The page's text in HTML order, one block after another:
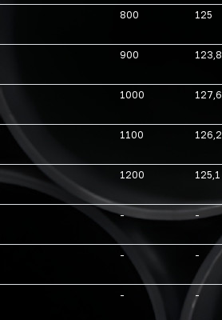
800 125
900 123,8
1000 127,6
1100 126,2
1200 125,1
- -
- -
- -